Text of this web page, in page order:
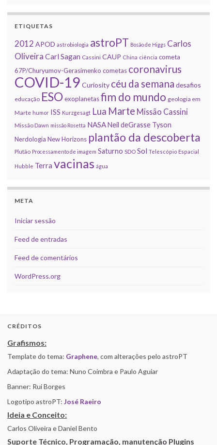
ETIQUETAS
2012 APOD astrobiologia astroPT Bosão de Higgs Carlos
Oliveira Carl Sagan Cassini CAUP China ciência cometa
67P/Churyumov-Gerasimenko cometas coronavirus
COVID-19 Curiosity céu da semana desafios
educação ESOexoplanetasfim do mundo geologia em
Marte humor ISS Kurzgesagt Lua Marte Missão Cassini
Missão Dawn missão Rosetta NASANeil deGrasse Tyson
Nerdologia New Horizons plantão da descoberta
Plutão Processamento de imagem Saturno SDO Sol Telescópio Espacial
Hubble Terra vacinas água
META
Iniciar sessão
Feed de entradas
Feed de comentários
WordPress.org
CRÉDITOS
Grafismos:
Template do tema: Graphene, com alterações pelo astroPT
Adaptação do tema: Nuno Coimbra e Paulo Aguiar
Banner: Rui Borges
Logotipo astroPT: José Raeiro
Ideia e Conceito:
Carlos Oliveira e Daniel Bento
Suporte Técnico, Programação, manutenção Plugins